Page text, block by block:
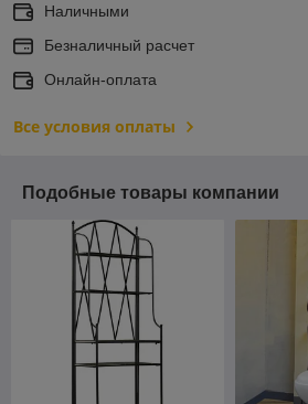
Наличными
Безналичный расчет
Онлайн-оплата
Все условия оплаты
Подобные товары компании